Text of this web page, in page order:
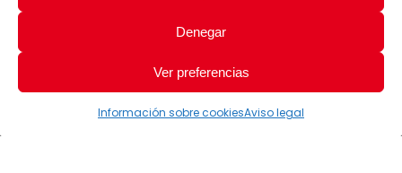
Denegar
Ver preferencias
Información sobre cookiesAviso legal